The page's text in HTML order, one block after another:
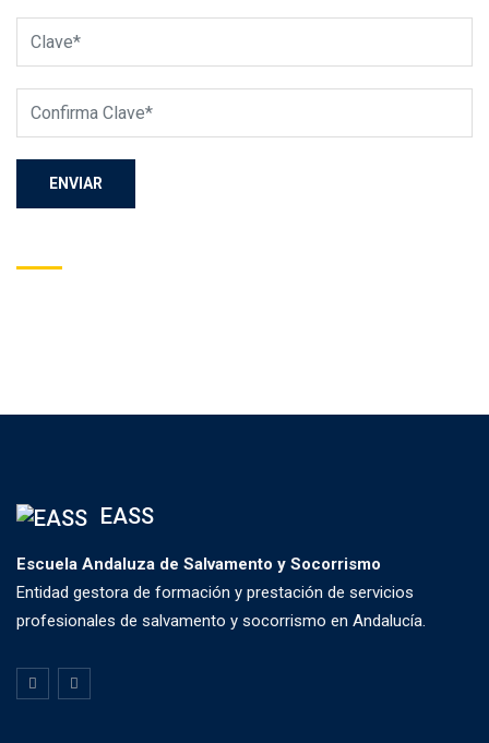
EASS
Escuela Andaluza de Salvamento y Socorrismo
Entidad gestora de formación y prestación de servicios
profesionales de salvamento y socorrismo en Andalucía.